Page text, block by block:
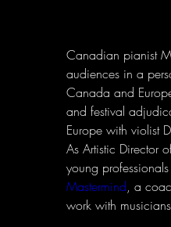
Canadian pianist
audiences in a
Canada and
and festival
Europe with violist
As Artistic Director
young
Mastermind, a
work with